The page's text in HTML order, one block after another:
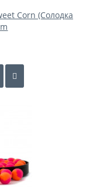
Corn (Солодка